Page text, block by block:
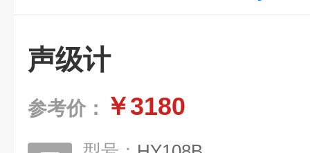
声级计
参考价： ￥3180